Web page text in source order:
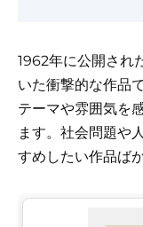
1962年に公開され
いた衝撃的な作品
テーマや雰囲気を
ます。社会問題や
すめしたい作品ば